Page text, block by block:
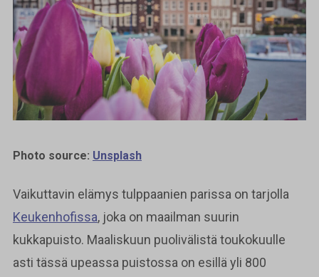
Photo source: Unsplash
Vaikuttavin elämys tulppaanien parissa on tarjolla
Keukenhofissa, joka on maailman suurin
kukkapuisto. Maaliskuun puolivälistä toukokuulle
asti tässä upeassa puistossa on esillä yli 800